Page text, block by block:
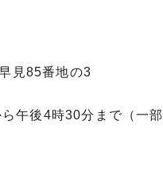
見85番地の3
午後4時30分まで（一部